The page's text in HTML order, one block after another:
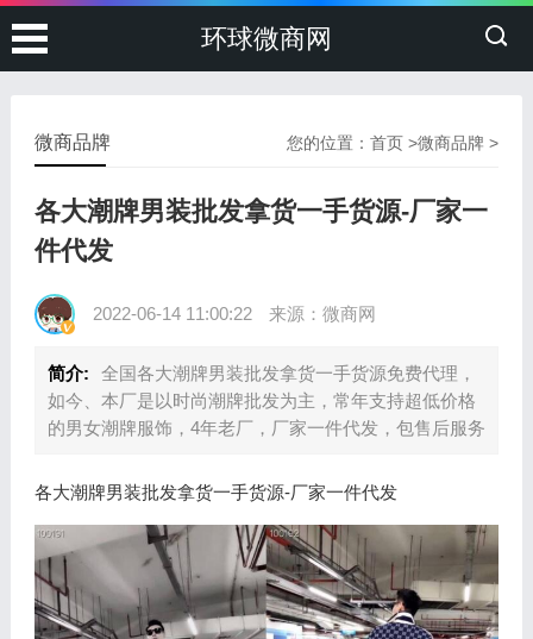
环球微商网
您的位置：首页 >微商品牌 >
微商品牌
各大潮牌男装批发拿货一手货源-厂家一
件代发
2022-06-14 11:00:22 来源：微商网
简介:
全国各大潮牌男装批发拿货一手货源免费代理，
如今、本厂是以时尚潮牌批发为主，常年支持超低价格
的男女潮牌服饰，4年老厂，厂家一件代发，包售后服务
各大潮牌男装批发拿货一手货源-厂家一件代发